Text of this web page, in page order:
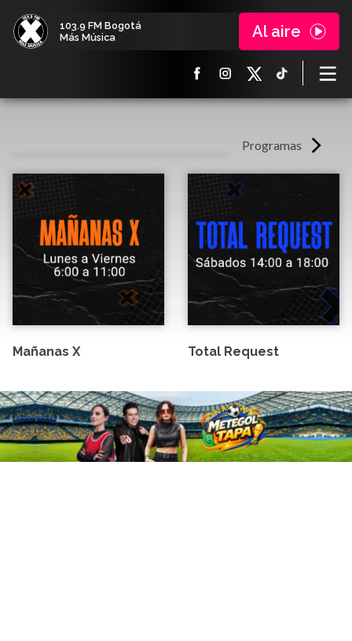
103.9 FM Bogotá
Más Música
Al aire
Programas
Mañanas X Total Request